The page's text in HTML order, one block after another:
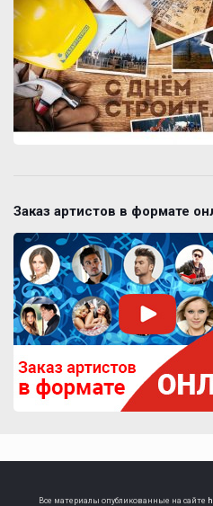
Заказ артистов в формате
Все материалы опубликованные на сайте